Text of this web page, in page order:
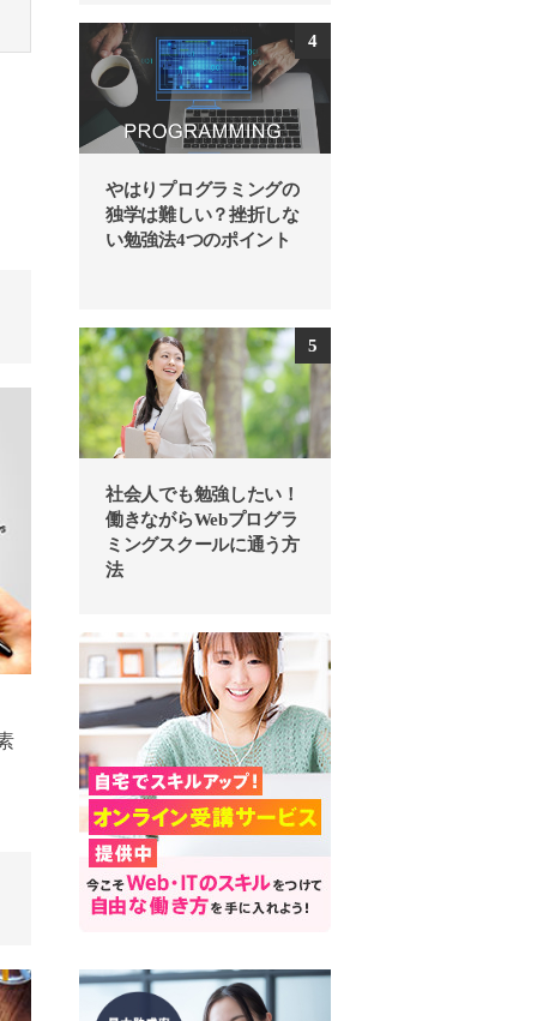
やはりプログラミングの
独学は難しい？挫折しな
い勉強法4つのポイント
社会人でも勉強したい！
働きながらWebプログラ
ミングスクールに通う方
法